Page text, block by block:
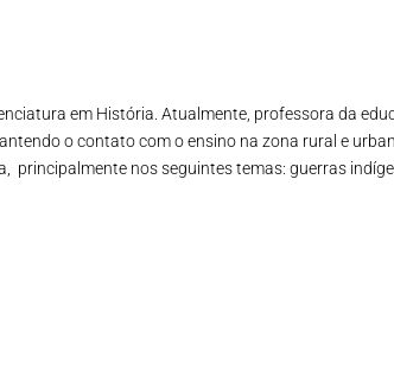
em História. Atualmente, professora da
o contato com o ensino na zona rural e
principalmente nos seguintes temas: guerras